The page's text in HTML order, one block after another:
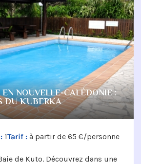
EN NOUVELLE-CALÉDONIE :
DU KUBERKA
1Tarif : à partir de 65 €/personne
de Kuto. Découvrez dans une